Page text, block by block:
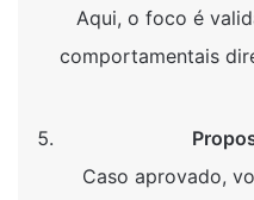
Aqui, o foco é
comportamentais
Caso aprovado,